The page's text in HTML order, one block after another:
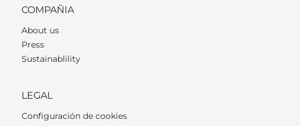
COMPAÑIA
About us
Press
Sustainablility
LEGAL
Configuración de cookies